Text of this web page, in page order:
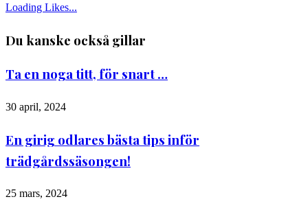
Loading Likes...
Du kanske också gillar
Ta en noga titt, för snart …
30 april, 2024
En girig odlares bästa tips inför
trädgårdssäsongen!
25 mars, 2024